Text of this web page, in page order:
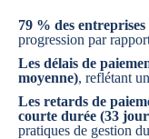
79 % des
progression par
Les délais de
moyenne), reflétant
Les retards de
courte durée (33
pratiques de gestion